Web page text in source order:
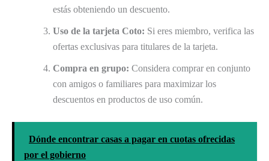
estás obteniendo un descuento.
Uso de la tarjeta Coto: Si eres miembro, verifica las
ofertas exclusivas para titulares de la tarjeta.
Compra en grupo: Considera comprar en conjunto
con amigos o familiares para maximizar los
descuentos en productos de uso común.
Dónde encontrar casas a pagar en cuotas ofrecidas
por el gobierno